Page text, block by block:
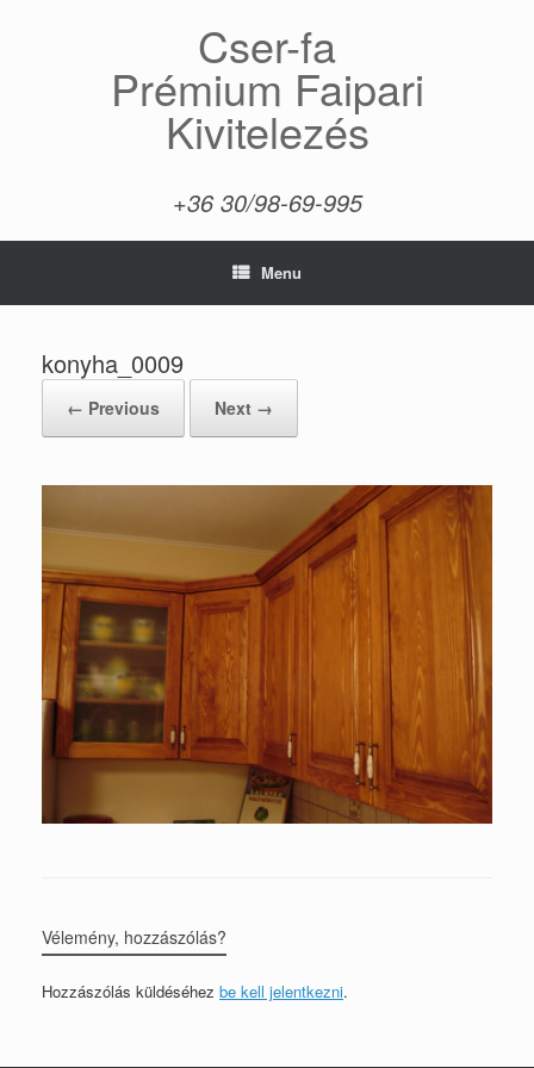
Cser-fa
Prémium Faipari
Kivitelezés
+36 30/98-69-995
Menu
konyha_0009
← Previous Next →
Vélemény, hozzászólás?
Hozzászólás küldéséhez be kell jelentkezni.